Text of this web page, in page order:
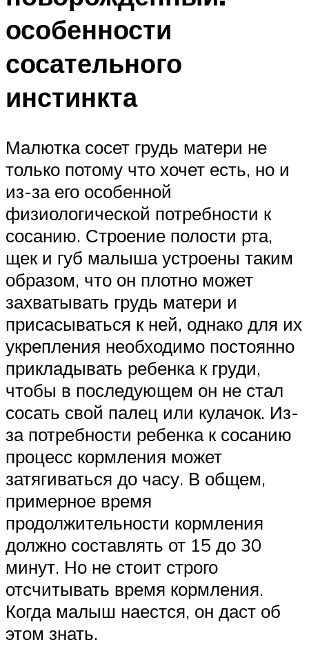
особенности
сосательного
инстинкта
Малютка сосет грудь матери не
только потому что хочет есть, но и
из-за его особенной
физиологической потребности к
сосанию. Строение полости рта,
щек и губ малыша устроены таким
образом, что он плотно может
захватывать грудь матери и
присасываться к ней, однако для их
укрепления необходимо постоянно
прикладывать ребенка к груди,
чтобы в последующем он не стал
сосать свой палец или кулачок. Из-
за потребности ребенка к сосанию
процесс кормления может
затягиваться до часу. В общем,
примерное время
продолжительности кормления
должно составлять от 15 до 30
минут. Но не стоит строго
отсчитывать время кормления.
Когда малыш наестся, он даст об
этом знать.